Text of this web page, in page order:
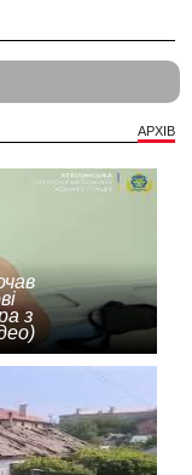
АРХІВ
з